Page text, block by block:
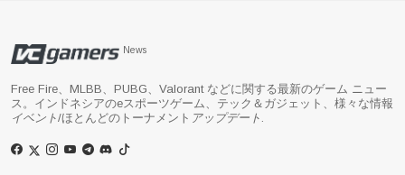
News
Free Fire、MLBB、PUBG、Valorant などに関する最新のゲーム ニュー
ス。インドネシアのeスポーツゲーム、テック＆ガジェット、様々な情報
イベント/ほとんどのトーナメント アップデート